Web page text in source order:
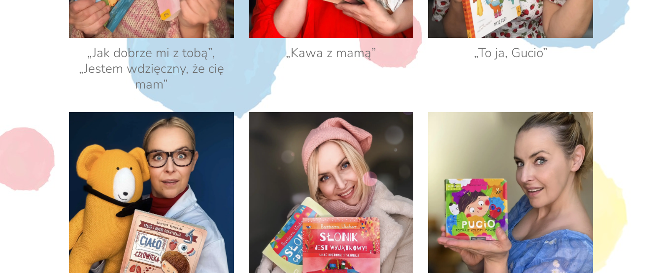
„Jak dobrze mi z tobą”,
„Jestem wdzięczny, że cię
mam”
„Kawa z mamą” „To ja, Gucio”